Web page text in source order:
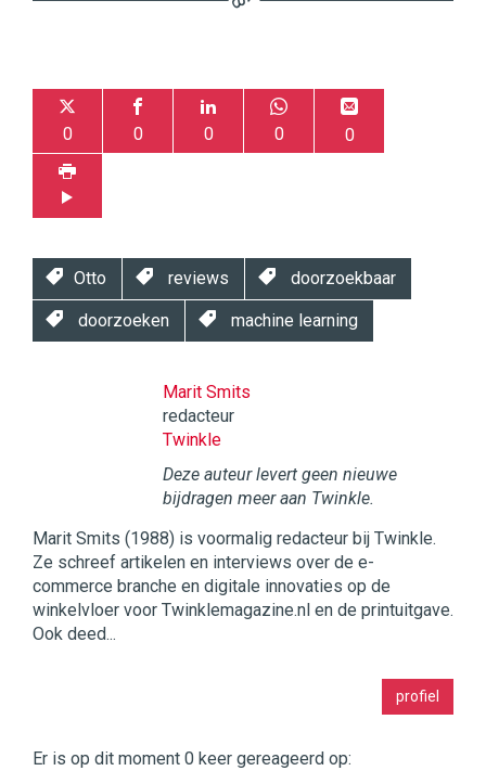
0 0 0 0 0
Otto reviews doorzoekbaar
doorzoeken machine learning
Marit Smits
redacteur
Twinkle
Deze auteur levert geen nieuwe
bijdragen meer aan Twinkle.
Marit Smits (1988) is voormalig redacteur bij Twinkle.
Ze schreef artikelen en interviews over de e-
commerce branche en digitale innovaties op de
winkelvloer voor Twinklemagazine.nl en de printuitgave.
Ook deed...
profiel
Commerce https://twinklemagazine.nl
Er is op dit moment 0 keer gereageerd op: